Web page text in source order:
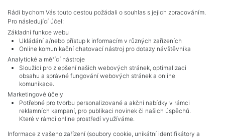
Adverts total2.
NAVIGACE
Terms and conditions
Rádi bychom Vás touto cestou požádali o souhlas s jejich zpracováním.
Pro následující účel:
Základní funkce webu
Ukládání a/nebo přístup k informacím v různých zařízeních
Online komunikační chatovací nástroj pro dotazy návštěvníka
Analytické a měřící nástroje
Sloužící pro zlepšení našich webových stránek, optimalizaci
obsahu a správné fungování webových stránek a online
komunikace.
Marketingové účely
Potřebné pro tvorbu personalizované a akční nabídky v rámci
reklamních kampaní, pro publikaci novinek či našich úspěchů.
Které v rámci online prostředí využíváme.
Informace z vašeho zařízení (soubory cookie, unikátní identifikátory a